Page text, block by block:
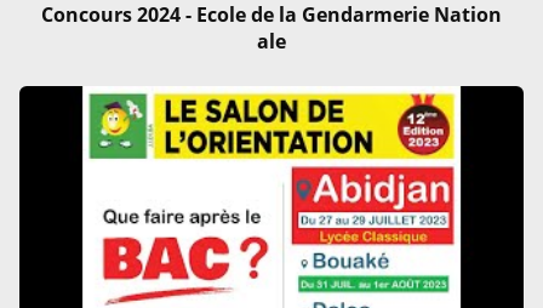
Concours 2024 - Ecole de la Gendarmerie Nation
ale